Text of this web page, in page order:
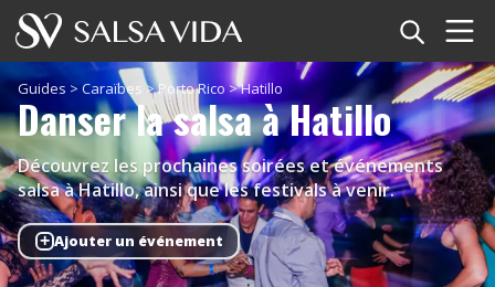
Accueil
Événements
Actualités
Articles
Guides > Caraïbes>Porto Rico>Hatillo
Danser la salsa à Hatillo
Découvrez les prochaines soirées et événements
salsa à Hatillo, ainsi que les festivals à venir.
+ Ajouter un événement